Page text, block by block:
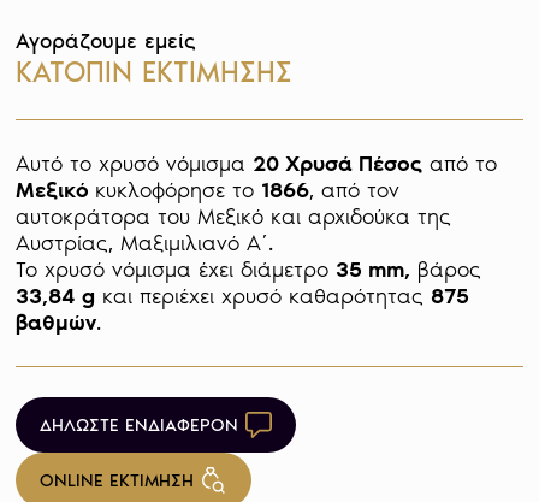
Αγοράζουμε εμείς
ΚΑΤΟΠΙΝ ΕΚΤΙΜΗΣΗΣ
Αυτό το χρυσό νόμισμα 20 Χρυσά Πέσος
Μεξικό κυκλοφόρησε το 1866, από τον
αυτοκράτορα του Μεξικό και αρχιδούκα της
Αυστρίας, Μαξιμιλιανό Α΄.
Το χρυσό νόμισμα έχει διάμετρο 35 mm,
33,84 g και περιέχει χρυσό καθαρότητας 875
βαθμών
ΔΗΛΩΣΤΕ ΕΝΔΙΑΦΕΡΟΝ
ONLINE ΕΚΤΙΜΗΣΗ